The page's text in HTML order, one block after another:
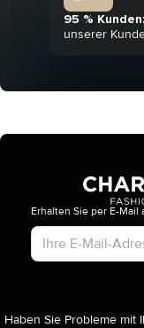
95 %
unserer
Kontotyp
Erhalten Sie per E-
Haben Sie Probleme mit